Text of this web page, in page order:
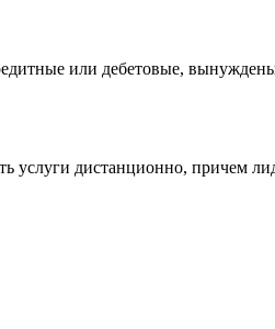
или дебетовые, вынуждены
услуги дистанционно, причем